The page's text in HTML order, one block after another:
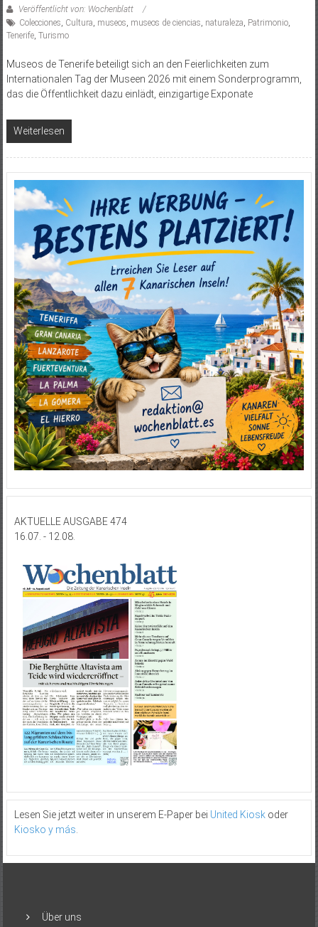
Veröffentlicht von: Wochenblatt
Colecciones, Cultura, museos, museos de ciencias, naturaleza, Patrimonio,
Tenerife, Turismo
Museos de Tenerife beteiligt sich an den Feierlichkeiten zum
Internationalen Tag der Museen 2026 mit einem Sonderprogramm,
das die Öffentlichkeit dazu einlädt, einzigartige Exponate
Weiterlesen
AKTUELLE AUSGABE 474
16.07. - 12.08.
Lesen Sie jetzt weiter in unserem E-Paper bei United Kioskoder
Kiosko y más
Über uns